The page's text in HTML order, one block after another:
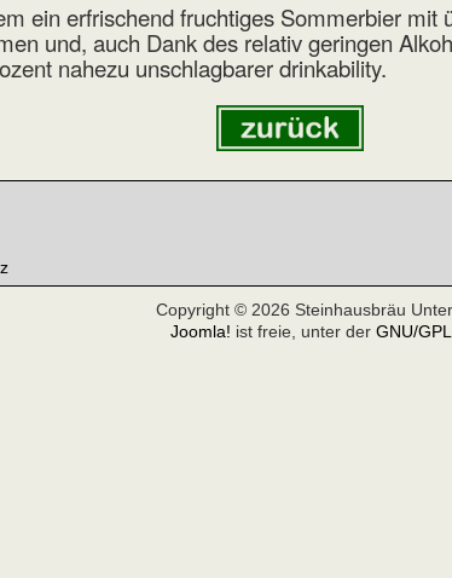
ein erfrischend fruchtiges Sommerbier mit
und, auch Dank des relativ geringen
nahezu unschlagbarer drinkability.
Copyright © 2026 Steinhausbräu
Joomla! ist freie, unter der GNU/